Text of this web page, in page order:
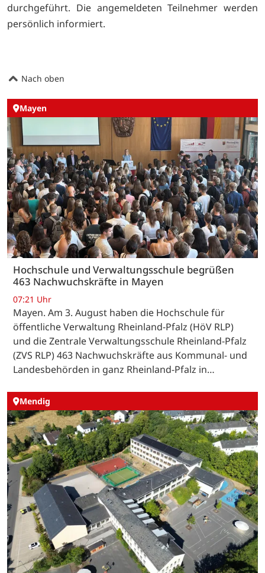
durchgeführt. Die angemeldeten Teilnehmer werden
persönlich informiert.
Nach oben
Mayen
Hochschule und Verwaltungsschule begrüßen
463 Nachwuchskräfte in Mayen
07:21 Uhr
Mayen. Am 3. August haben die Hochschule für
öffentliche Verwaltung Rheinland-Pfalz (HöV RLP)
und die Zentrale Verwaltungsschule Rheinland-Pfalz
(ZVS RLP) 463 Nachwuchskräfte aus Kommunal- und
Landesbehörden in ganz Rheinland-Pfalz in…
Mendig